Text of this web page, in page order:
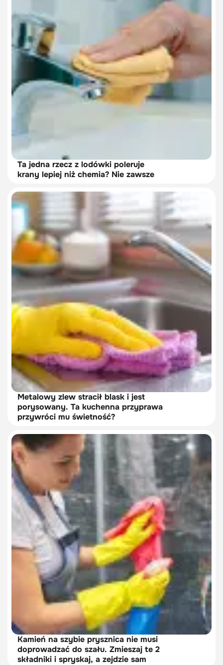
Ta jedna rzecz z lodówki poleruje
krany lepiej niż chemia? Nie zawsze
Metalowy zlew stracił blask i jest
porysowany. Ta kuchenna przyprawa
przywróci mu świetność?
Kamień na szybie prysznica nie musi
doprowadzać do szału. Zmieszaj te 2
składniki i spryskaj, a zejdzie sam